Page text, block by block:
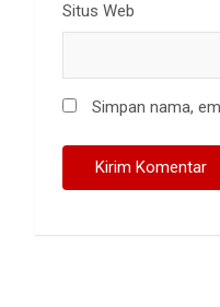
Situs Web
Simpan nama,